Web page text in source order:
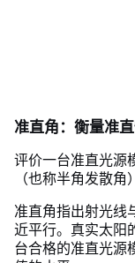
准直角：衡量准
评价一台准直光源
（也称半角发散角
准直角指出射光线
近平行。真实太阳
台合格的准直光源